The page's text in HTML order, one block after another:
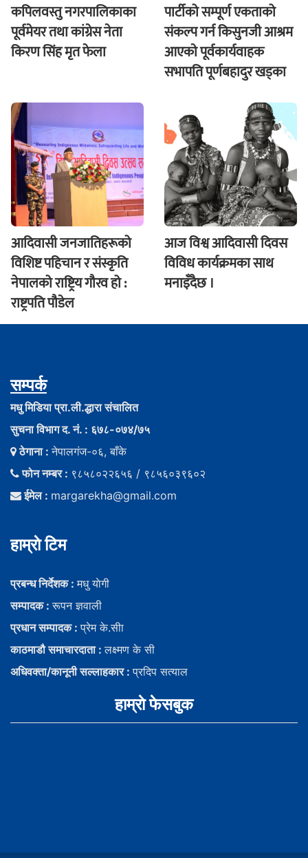
कपिलवस्तु नगरपालिकाका
पूर्वमेयर तथा कांग्रेस नेता
किरण सिंह मृत फेला
पार्टीको सम्पूर्ण एकताको
संकल्प गर्न किसुनजी आश्रम
आएकाे पूर्वकार्यवाहक
सभापति पूर्णबहादुर खड्का
आदिवासी जनजातिहरूको
विशिष्ट पहिचान र संस्कृति
नेपालको राष्ट्रिय गौरव हो :
राष्ट्रपति पौडेल
आज विश्व आदिवासी दिवस
विविध कार्यक्रमका साथ
मनाइँदैछ ।
सम्पर्क
मधु मिडिया प्रा.ली.द्धारा संचालित
सुचना विभाग द. नं. : ६७८-०७४/७५
ठेगाना :नेपालगंज-०६, बाँके
फोन नम्बर : ९८५८०२२६५६ / ९८५६०३९६०२
ईमेल : margarekha@gmail.com
हाम्राे टिम
प्रबन्ध निर्देशक :मधु याेगी
सम्पादक :रूपन ज्ञवाली
प्रधान सम्पादक :प्रेम के.सीा
काठमाडौ समाचारदाता :लक्ष्मण के सी
अधिवक्ता/कानूनी सल्लाहकार :प्रदिप सत्याल
हाम्राे फेसबुक